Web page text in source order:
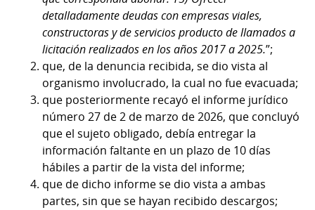
detalladamente deudas con empresas viales,
constructoras y de servicios producto de llamados a
licitación realizados en los años 2017 a 2025.”;
que, de la denuncia recibida, se dio vista al
organismo involucrado, la cual no fue evacuada;
que posteriormente recayó el informe jurídico
número 27 de 2 de marzo de 2026, que concluyó
que el sujeto obligado, debía entregar la
información faltante en un plazo de 10 días
hábiles a partir de la vista del informe;
que de dicho informe se dio vista a ambas
partes, sin que se hayan recibido descargos;